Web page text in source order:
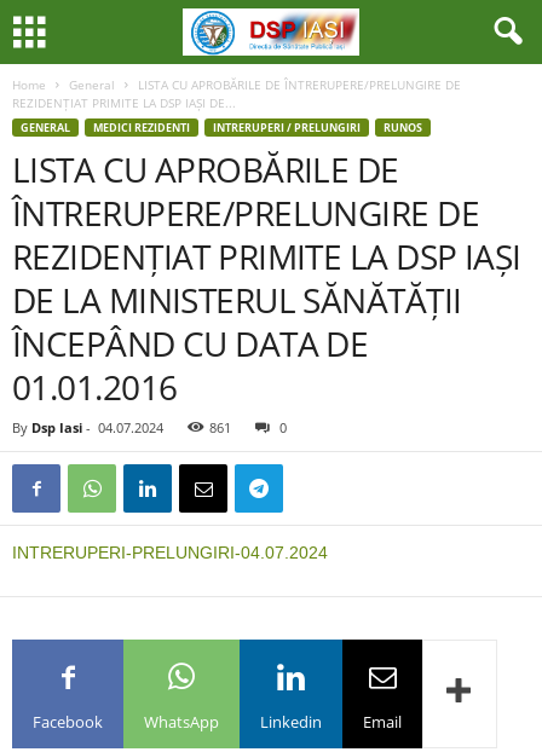
Home General
LISTA CU APROBĂRILE DE ÎNTRERUPERE/PRELUNGIRE DE
REZIDENȚIAT PRIMITE LA DSP IAȘI DE...
GENERAL MEDICI REZIDENTI INTRERUPERI / PRELUNGIRI RUNOS
LISTA CU APROBĂRILE DE
ÎNTRERUPERE/PRELUNGIRE DE
REZIDENȚIAT PRIMITE LA DSP IAȘI
DE LA MINISTERUL SĂNĂTĂȚII
ÎNCEPÂND CU DATA DE
01.01.2016
By Dsp Iasi - 04.07.2024 861 0
INTRERUPERI-PRELUNGIRI-04.07.2024
Facebook WhatsApp Linkedin Email